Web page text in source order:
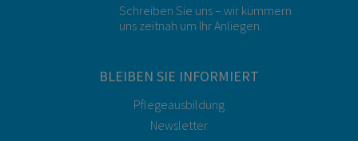
Schreiben Sie uns – wir kümmern
uns zeitnah um Ihr Anliegen.
BLEIBEN SIE INFORMIERT
Pflegeausbildung
Newsletter